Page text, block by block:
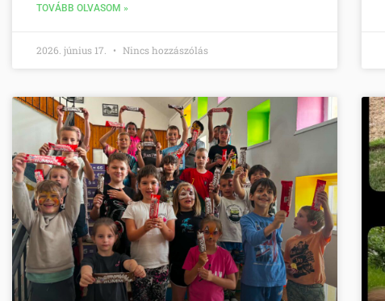
TOVÁBB OLVASOM »
2026. június 17. Nincs hozzászólás